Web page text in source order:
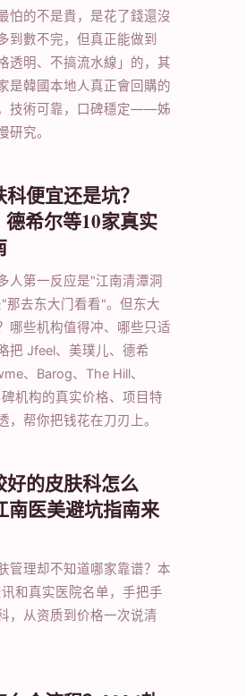
怕的不是貴，是花了錢還沒
到數不完，但真正能做到
透明、不搞流水線」的，其
是韓國本地人真正會回購的
技術可靠，口碑穩定——姊
研究。
便宜还是坑？
希尔等10家真实
人第一反应是"江南清潭洞
那去东大门看看"。但东大
哪些机构值得冲、哪些只适
把 Jfeel、美璞儿、德希
、Barog、The Hill、
机构的真实价格、项目特
，帮你把钱花在刀刃上。
的皮肤科怎么
南医美避坑指南来
管理却不知道哪家靠谱？本
和真实医院名单，手把手
，从资质到价格一次说清